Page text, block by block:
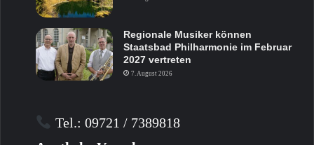
Regionale Musiker können
Staatsbad Philharmonie im Februar
2027 vertreten
7. August 2026
Tel.: 09721 / 7389818